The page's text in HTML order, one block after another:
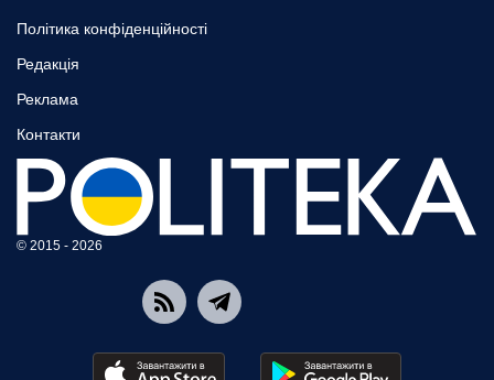
Політика конфіденційності
Редакція
Реклама
Контакти
© 2015 - 2026